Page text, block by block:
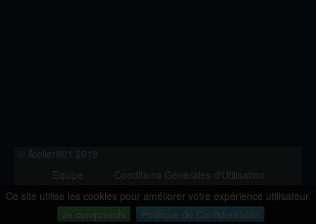
Ce site utilise les cookies pour améliorer votre expérience utilisateur.
Je comprends
Politique de Confidentialité
© Atelier801 2018
Equipe
Conditions Générales d'Utilisation
Politique de Confidentialité
Contact
Version 1.27